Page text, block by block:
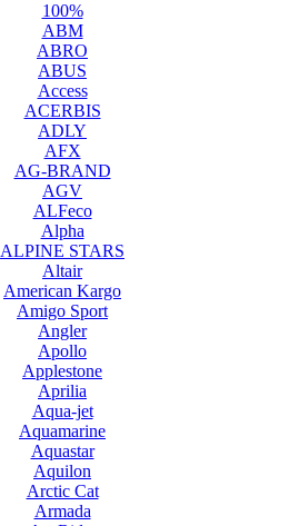
100%
ABM
ABRO
ABUS
Access
ACERBIS
ADLY
AFX
AG-BRAND
AGV
ALFeco
Alpha
ALPINE STARS
Altair
American Kargo
Amigo Sport
Angler
Apollo
Applestone
Aprilia
Aqua-jet
Aquamarine
Aquastar
Aquilon
Arctic Cat
Armada